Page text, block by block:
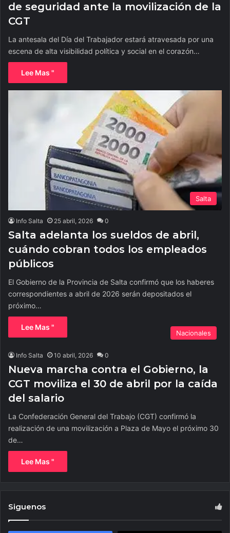
de seguridad ante la movilización de la
CGT
La antesala del Día del Trabajador estará atravesada por una
escena de alta visibilidad política y social en el corazón…
Lee Mas "
Salta
Info Salta 25 abril, 2026 0
Salta adelanta los sueldos de abril,
cuándo cobran todos los empleados
públicos
El Gobierno de la Provincia de Salta confirmó que los haberes
correspondientes a abril de 2026 serán depositados el
próximo…
Lee Mas "
Nacionales
Info Salta 10 abril, 2026 0
Nueva marcha contra el Gobierno, la
CGT moviliza el 30 de abril por la caída
del salario
La Confederación General del Trabajo (CGT) confirmó la
realización de una movilización a Plaza de Mayo el próximo 30
de…
Lee Mas "
Siguenos